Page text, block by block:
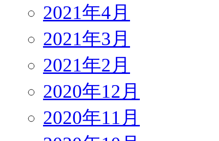
2021年4月
2021年3月
2021年2月
2020年12月
2020年11月